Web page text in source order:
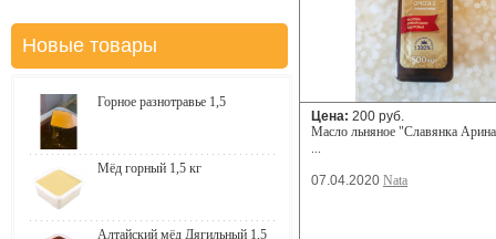
Цена: 200 руб.
Масло льняное "Славянка
...
07.04.2020 Nata
Новые товары
Горное разнотравье 1,5
Мёд горный 1,5 кг
Алтайский мёд Дягильный 1,5